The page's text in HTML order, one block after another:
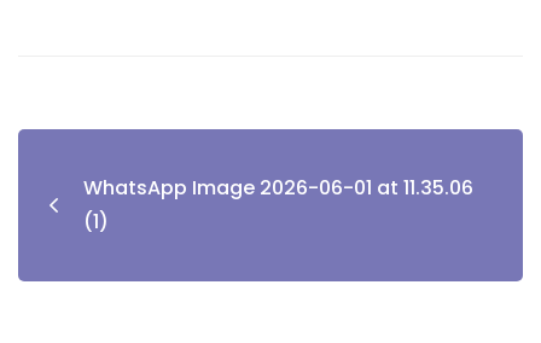
WhatsApp Image 2026-06-01 at 11.35.06
(1)